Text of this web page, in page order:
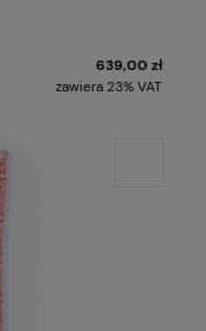
639,00 zł
zawiera 23% VAT